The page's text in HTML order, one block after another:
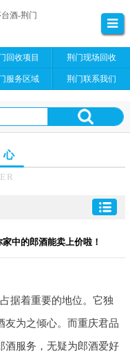
回收项目 荆门现场回收
服务区域 荆门联系我们
中的郎酒能卖上价啦！
据着重要的地位。它独
友为之倾心。而重庆君品
酒服务，无疑为郎酒爱好